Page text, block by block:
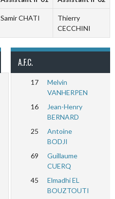
Samir CHATI
Thierry
CECCHINI
A.F.C.
17
Melvin
VANHERPEN
16
Jean-Henry
BERNARD
25
Antoine
BODJI
69
Guillaume
CUERQ
45
Elmadhi EL
BOUZTOUTI